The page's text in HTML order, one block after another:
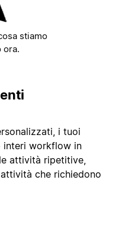
stiamo
ora.
i tuoi
interi workflow in
attività ripetitive,
che richiedono